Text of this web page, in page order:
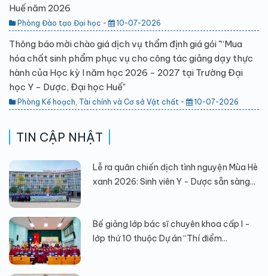
Huế năm 2026
Phòng Đào tạo Đại học - 10-07-2026
Thông báo mời chào giá dịch vụ thẩm định giá gói "“Mua
hóa chất sinh phẩm phục vụ cho công tác giảng dạy thực
hành của Học kỳ I năm học 2026 - 2027 tại Trường Đại
học Y - Dược, Đại học Huế"
Phòng Kế hoạch, Tài chính và Cơ sở Vật chất - 10-07-2026
TIN CẬP NHẬT
Lễ ra quân chiến dịch tình nguyện Mùa Hè
xanh 2026: Sinh viên Y - Dược sẵn sàng...
Bế giảng lớp bác sĩ chuyên khoa cấp I -
lớp thứ 10 thuộc Dự án “Thí điểm...